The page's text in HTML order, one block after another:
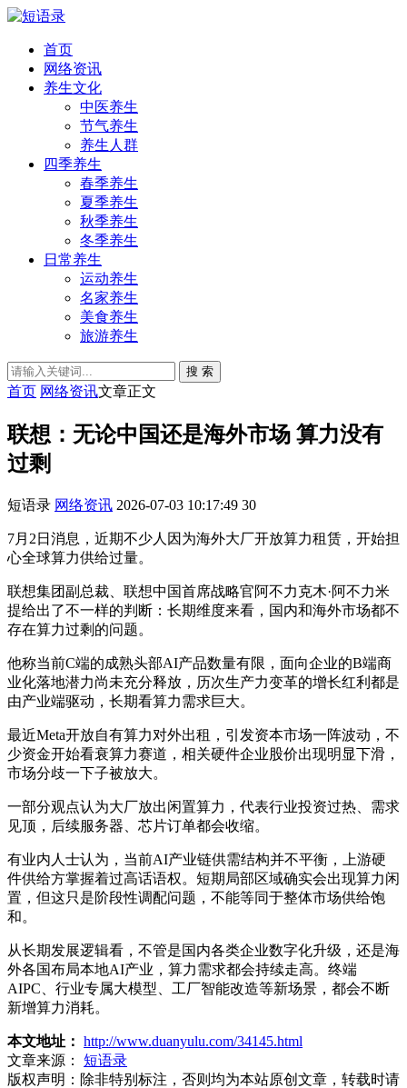
首页
网络资讯
养生文化
中医养生
节气养生
养生人群
四季养生
春季养生
夏季养生
秋季养生
冬季养生
日常养生
运动养生
名家养生
美食养生
旅游养生
搜 索
首页 网络资讯文章正文
联想：无论中国还是海外市场 算力没有
过剩
短语录 网络资讯 2026-07-03 10:17:49 30
7月2日消息，近期不少人因为海外大厂开放算力租赁，开始担
心全球算力供给过量。
联想集团副总裁、联想中国首席战略官阿不力克木·阿不力米
提给出了不一样的判断：长期维度来看，国内和海外市场都不
存在算力过剩的问题。
他称当前C端的成熟头部AI产品数量有限，面向企业的B端商
业化落地潜力尚未充分释放，历次生产力变革的增长红利都是
由产业端驱动，长期看算力需求巨大。
最近Meta开放自有算力对外出租，引发资本市场一阵波动，不
少资金开始看衰算力赛道，相关硬件企业股价出现明显下滑，
市场分歧一下子被放大。
一部分观点认为大厂放出闲置算力，代表行业投资过热、需求
见顶，后续服务器、芯片订单都会收缩。
有业内人士认为，当前AI产业链供需结构并不平衡，上游硬
件供给方掌握着过高话语权。短期局部区域确实会出现算力闲
置，但这只是阶段性调配问题，不能等同于整体市场供给饱
和。
从长期发展逻辑看，不管是国内各类企业数字化升级，还是海
外各国布局本地AI产业，算力需求都会持续走高。终端
AIPC、行业专属大模型、工厂智能改造等新场景，都会不断
新增算力消耗。
本文地址： http://www.duanyulu.com/34145.html
文章来源：
短语录
版权声明： 除非特别标注，否则均为本站原创文章，转载时请